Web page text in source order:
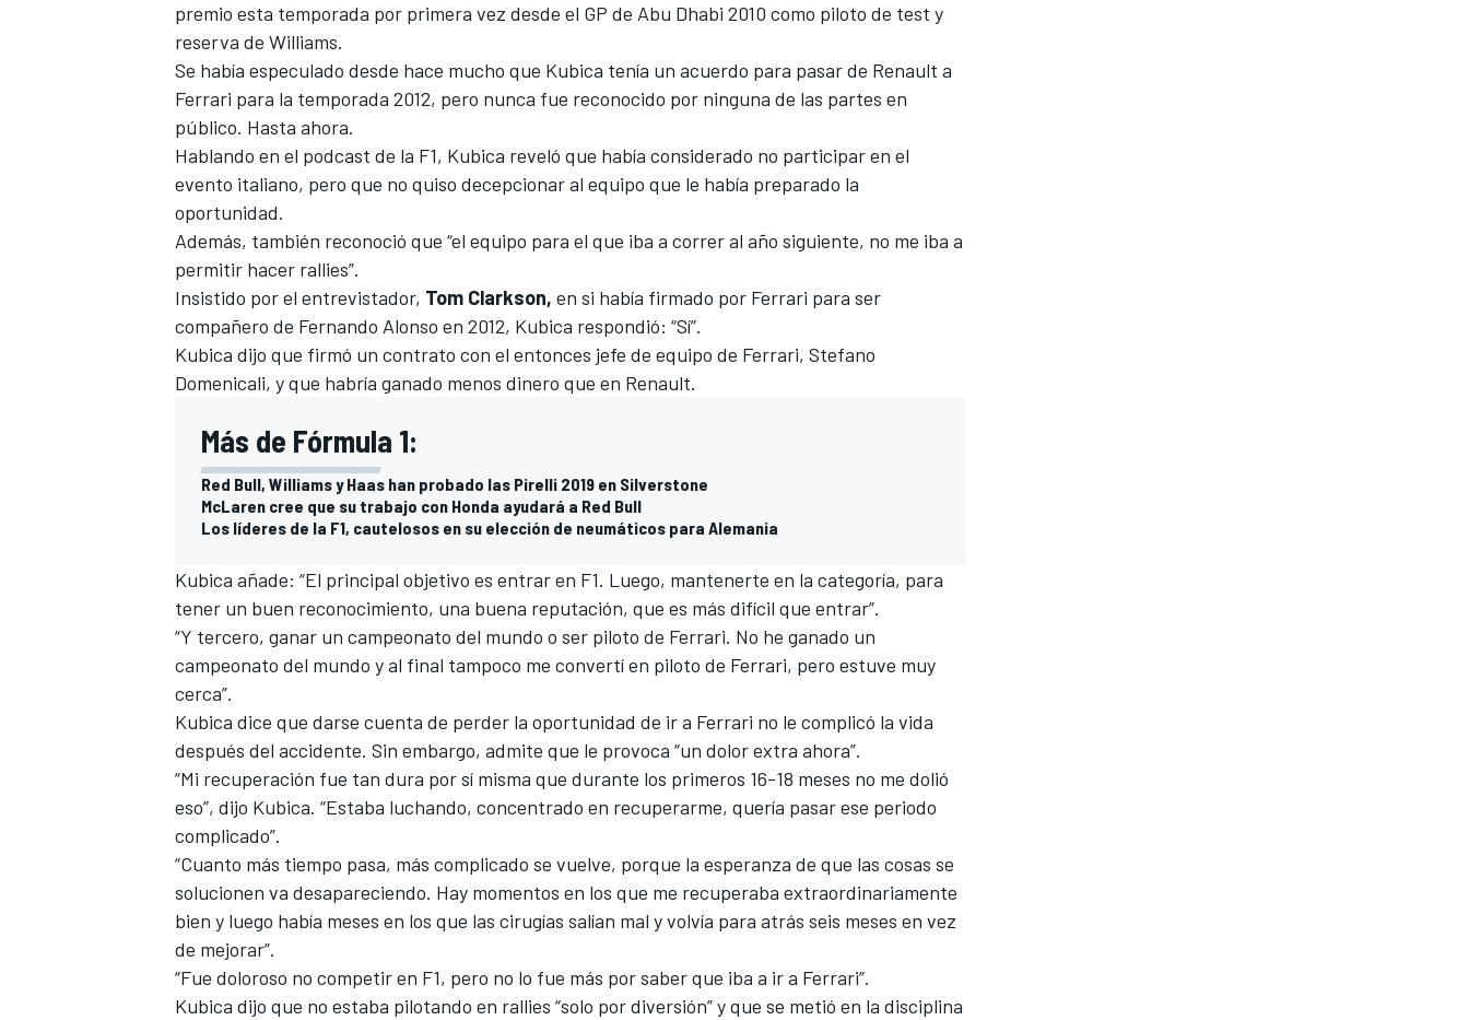
MÁS CATEGORÍAS
premio esta temporada por primera vez desde el GP de Abu Dhabi 2010 como piloto de test y
reserva de Williams.
Se había especulado desde hace mucho que Kubica tenía un acuerdo para pasar de Renault a
Ferrari para la temporada 2012, pero nunca fue reconocido por ninguna de las partes en
público. Hasta ahora.
Hablando en el podcast de la F1, Kubica reveló que había considerado no participar en el
evento italiano, pero que no quiso decepcionar al equipo que le había preparado la
oportunidad.
Además, también reconoció que “el equipo para el que iba a correr al año siguiente, no me iba a
permitir hacer rallies”.
Insistido por el entrevistador, Tom Clarkson, en si había firmado por Ferrari para ser
compañero de Fernando Alonso en 2012, Kubica respondió: “Sí”.
Kubica dijo que firmó un contrato con el entonces jefe de equipo de Ferrari, Stefano
Domenicali, y que habría ganado menos dinero que en Renault.
Más de Fórmula 1:
Red Bull, Williams y Haas han probado las Pirelli 2019 en Silverstone
McLaren cree que su trabajo con Honda ayudará a Red Bull
Los líderes de la F1, cautelosos en su elección de neumáticos para Alemania
Kubica añade: “El principal objetivo es entrar en F1. Luego, mantenerte en la categoría, para
tener un buen reconocimiento, una buena reputación, que es más difícil que entrar”.
“Y tercero, ganar un campeonato del mundo o ser piloto de Ferrari. No he ganado un
campeonato del mundo y al final tampoco me convertí en piloto de Ferrari, pero estuve muy
cerca”.
Kubica dice que darse cuenta de perder la oportunidad de ir a Ferrari no le complicó la vida
después del accidente. Sin embargo, admite que le provoca “un dolor extra ahora”.
“Mi recuperación fue tan dura por sí misma que durante los primeros 16-18 meses no me dolió
eso”, dijo Kubica. “Estaba luchando, concentrado en recuperarme, quería pasar ese periodo
complicado”.
“Cuanto más tiempo pasa, más complicado se vuelve, porque la esperanza de que las cosas se
solucionen va desapareciendo. Hay momentos en los que me recuperaba extraordinariamente
bien y luego había meses en los que las cirugías salían mal y volvía para atrás seis meses en vez
de mejorar”.
“Fue doloroso no competir en F1, pero no lo fue más por saber que iba a ir a Ferrari”.
Kubica dijo que no estaba pilotando en rallies “solo por diversión” y que se metió en la disciplina